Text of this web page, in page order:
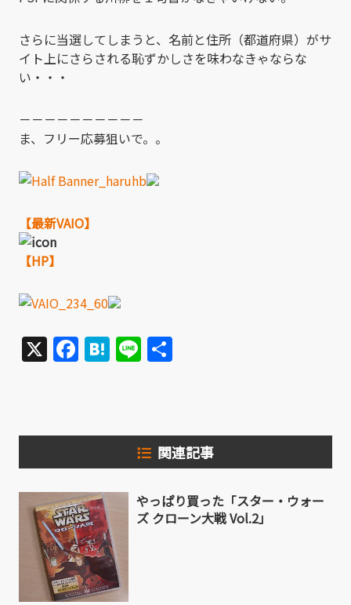
さらに当選してしまうと、名前と住所（都道府県）がサ
イト上にさらされる恥ずかしさを味わなきゃならな
い・・・
－－－－－－－－－－
ま、フリー応募狙いで。。
【最新VAIO】
【HP】
X Facebook
Hatena
Line
関連記事
やっぱり買った「スター・ウォー
ズ クローン大戦 Vol.2」